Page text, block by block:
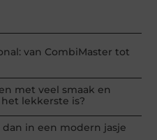
van CombiMaster tot
met veel smaak en
lekkerste is?
dan in een modern jasje